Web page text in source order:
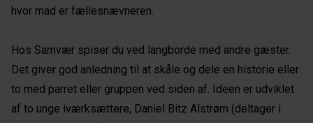
hvor mad er fællesnævneren.
Hos Samvær spiser du ved langborde med andre gæster.
Det giver god anledning til at skåle og dele en historie eller
to med parret eller gruppen ved siden af. Ideen er udviklet
af to unge iværksættere, Daniel Bitz Alstrøm (deltager i